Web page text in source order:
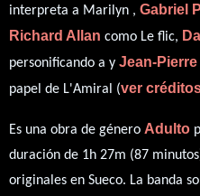
interpreta a Marilyn , Gabriel
Richard Allan como Le flic,
personificando a y Jean-Pierre
papel de L'Amiral (ver
Es una obra de género Adulto
duración de 1h 27m (87
originales en Sueco. La banda